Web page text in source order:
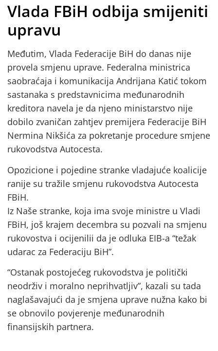
Vlada FBiH odbija smijeniti
upravu
Međutim, Vlada Federacije BiH do danas nije
provela smjenu uprave. Federalna ministrica
saobraćaja i komunikacija Andrijana Katić tokom
sastanaka s predstavnicima međunarodnih
kreditora navela je da njeno ministarstvo nije
dobilo zvaničan zahtjev premijera Federacije BiH
Nermina Nikšića za pokretanje procedure smjene
rukovodstva Autocesta.
Opozicione i pojedine stranke vladajuće koalicije
ranije su tražile smjenu rukovodstva Autocesta
FBiH.
Iz Naše stranke, koja ima svoje ministre u Vladi
FBiH, još krajem decembra su pozvali na smjenu
rukovostva i ocijenilii da je odluka EIB-a “težak
udarac za Federaciju BiH”.
“Ostanak postojećeg rukovodstva je politički
neodrživ i moralno neprihvatljiv”, kazali su tada
naglašavajući da je smjena uprave nužna kako bi
se obnovilo povjerenje međunarodnih
finansijskih partnera.